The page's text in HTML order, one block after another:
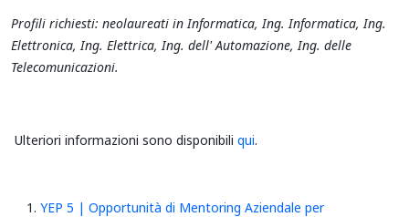
Profili richiesti: neolaureati in Informatica, Ing. Informatica, Ing.
Elettronica, Ing. Elettrica, Ing. dell' Automazione, Ing. delle
Telecomunicazioni.
Ulteriori informazioni sono disponibili qui.
YEP 5 | Opportunità di Mentoring Aziendale per